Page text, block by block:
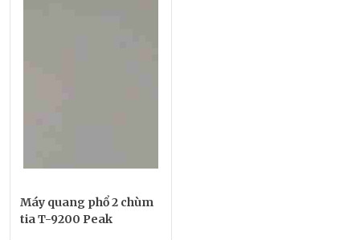
Máy quang phổ 2 chùm
tia T-9200 Peak